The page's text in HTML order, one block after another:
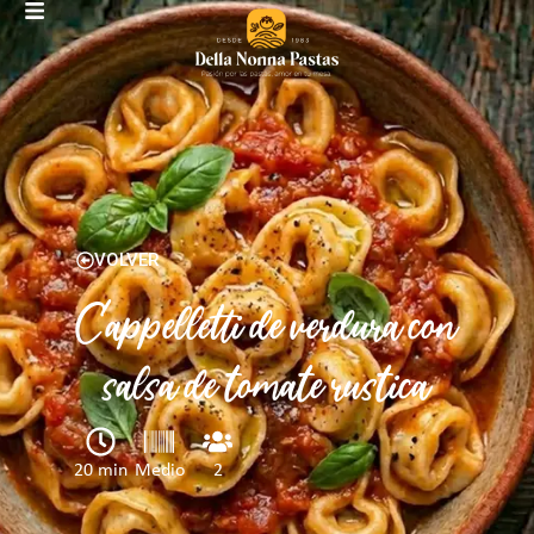
VOLVER
Cappelletti de verdura con
salsa de tomate rustica
20 min Medio 2